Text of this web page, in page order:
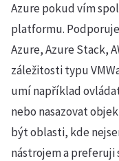
Azure pokud vím
platformu.
Azure, Azure Stack,
záležitosti typu
umí například
nebo nasazovat
být oblasti, kde
nástrojem a preferuji